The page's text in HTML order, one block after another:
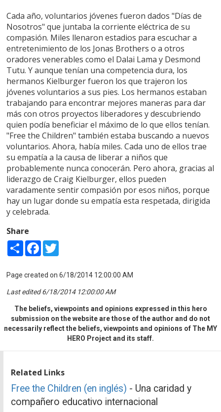
Cada año, voluntarios jóvenes fueron dados "Días de
Nosotros" que juntaba la corriente eléctrica de su
compasión. Miles llenaron estadios para escuchar a
entretenimiento de los Jonas Brothers o a otros
oradores venerables como el Dalai Lama y Desmond
Tutu. Y aunque tenían una competencia dura, los
hermanos Kielburger fueron los que trajeron los
jóvenes voluntarios a sus pies. Los hermanos estaban
trabajando para encontrar mejores maneras para dar
más con otros proyectos liberadores y descubriendo
quien podía beneficiar el máximo de lo que ellos tenían.
"Free the Children" también estaba buscando a nuevos
voluntarios. Ahora, había miles. Cada uno de ellos trae
su empatía a la causa de liberar a niños que
probablemente nunca conocerán. Pero ahora, gracias al
liderazgo de Craig Kielburger, ellos pueden
varadamente sentir compasión por esos niños, porque
hay un lugar donde su empatía esta respetada, dirigida
y celebrada.
Share
Share Facebook
Page created on 6/18/2014 12:00:00 AM
Last edited 6/18/2014 12:00:00 AM
The beliefs, viewpoints and opinions expressed in this hero
submission on the website are those of the author and do not
necessarily reflect the beliefs, viewpoints and opinions of The MY
HERO Project and its staff.
Related Links
Free the Children (en inglés) - Una caridad y
compañero educativo internacional